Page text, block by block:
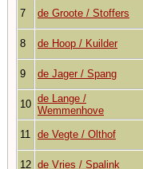
7 de Groote / Stoffers
8 de Hoop / Kuilder
9 de Jager / Spang
10 de Lange /
Wemmenhove
11 de Vegte / Olthof
12 de Vries / Spalink